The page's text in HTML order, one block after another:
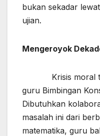
bukan sekadar
ujian.
Mengeroyok
Krisis moral
guru Bimbingan
Dibutuhkan
masalah ini dari
matematika, guru